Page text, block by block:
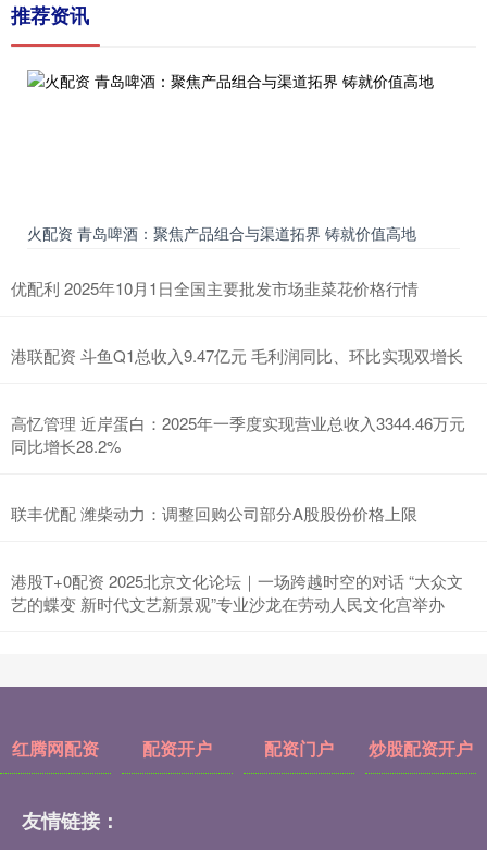
推荐资讯
火配资 青岛啤酒：聚焦产品组合与渠道拓界 铸就价值高地
优配利 2025年10月1日全国主要批发市场韭菜花价格行情
港联配资 斗鱼Q1总收入9.47亿元 毛利润同比、环比实现双增长
高忆管理 近岸蛋白：2025年一季度实现营业总收入3344.46万元
同比增长28.2%
联丰优配 潍柴动力：调整回购公司部分A股股份价格上限
港股T+0配资 2025北京文化论坛｜一场跨越时空的对话 “大众文
艺的蝶变 新时代文艺新景观”专业沙龙在劳动人民文化宫举办
红腾网配资 配资开户 配资门户 炒股配资开户
友情链接：